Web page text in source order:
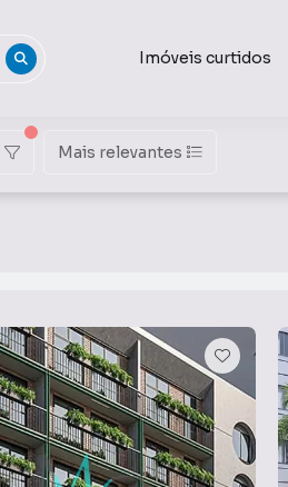
Imóveis curtidos
Mais relevantes